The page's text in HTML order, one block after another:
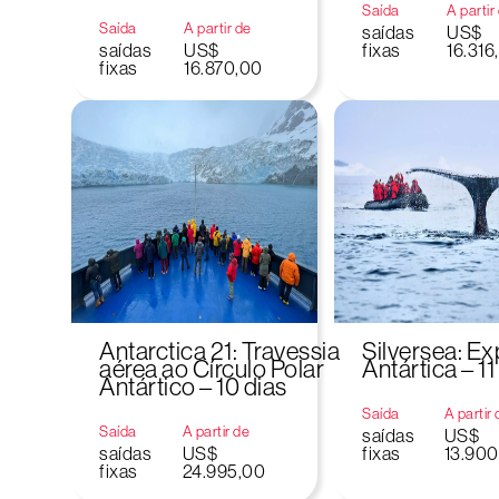
Saída
saídas
fixas
A partir de
US$
16.870,00
Saída
saídas
fixas
A partir
US$
Antarctica 21: Travessia
aérea ao Círculo Polar
Antártico – 10 dias
Saída
saídas
fixas
A partir de
US$
24.995,00
Silversea:
Antártica –
Saída
saídas
fixas
A partir
US$